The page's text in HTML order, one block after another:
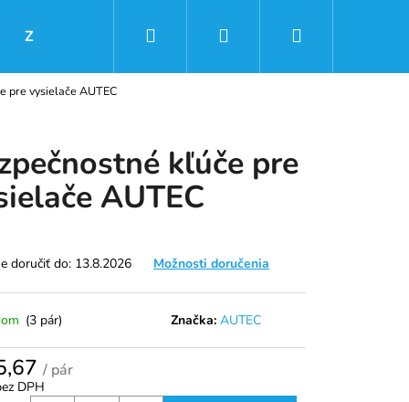
Značky Prihlásenie
pre vysielače AUTEC
kľúče pre
AUTEC
doručiť do: 13.8.2026 Možnosti doručenia
(3 pár) Značka: AUTEC
/ pár
DPH